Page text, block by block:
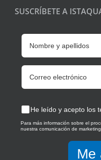
SUSCRÍBETE A
He leído y acepto los
Para más información sobre el
nuestra comunicación de
Me